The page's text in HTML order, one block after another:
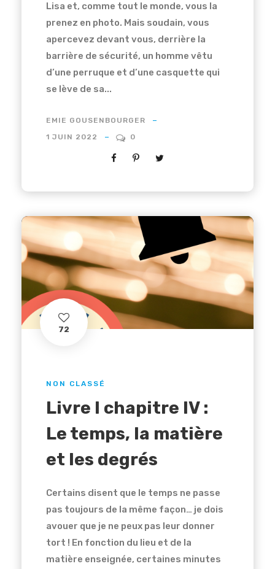
Lisa et, comme tout le monde, vous la
prenez en photo. Mais soudain, vous
apercevez devant vous, derrière la
barrière de sécurité, un homme vêtu
d’une perruque et d’une casquette qui
se lève de sa...
EMIE GOUSENBOURGER
1 JUIN 2022
0
72
NON CLASSÉ
Livre I chapitre IV :
Le temps, la matière
et les degrés
Certains disent que le temps ne passe
pas toujours de la même façon… je dois
avouer que je ne peux pas leur donner
tort ! En fonction du lieu et de la
matière enseignée, certaines minutes